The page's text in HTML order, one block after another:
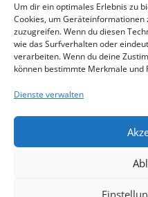
Um dir ein optimales Erlebnis zu
Cookies, um
zuzugreifen. Wenn du diesen
wie das Surfverhalten oder
verarbeiten. Wenn du deine
können bestimmte Merkmale
Dienste verwalten
Evang. Pfarrgemeinde A.B.
Biedermanngasse 11-13
Wien, Wien 1120 Österreich
Veranstaltungsort-Website
Presbytersitzung
Kontakt
Cookie-